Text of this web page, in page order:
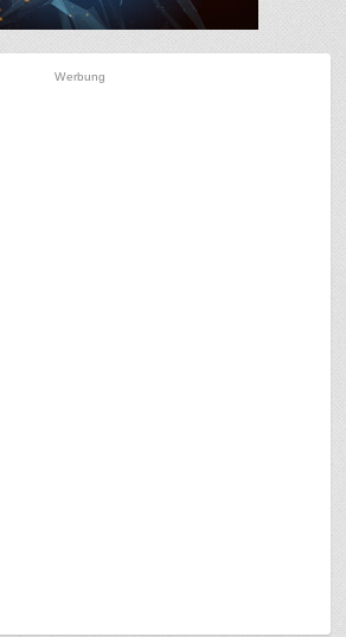
Werbung